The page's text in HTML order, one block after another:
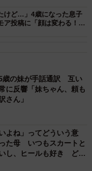
2/5
かけは、中学生にな
。小学校まではサッ
年の4月から柔道部へ
。さらに体格も大き
けど…」4歳になった息子
投稿に「顔は変わる！」
歳の妹が手話通訳 互い
に反響「妹ちゃん、頼も
さん」
よね」ってどういう意
た母 いつもスカートと
し、ヒールも好き どの